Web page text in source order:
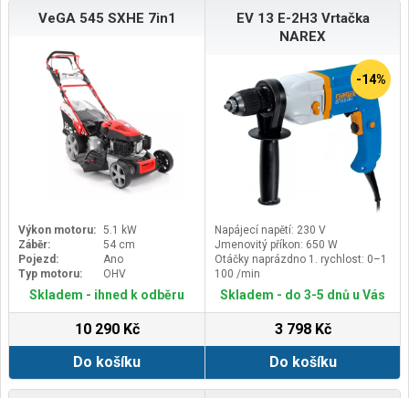
VeGA 545 SXHE 7in1
Výkon motoru: 5.1 kW
Záběr:
54 cm
Pojezd:
Ano
Typ motoru:
OHV
Skladem - ihned k odběru
10 290 Kč
Do košíku
EV 13 E-2H3 Vrtačka
NAREX
-14%
Napájecí napětí: 230 V
Jmenovitý příkon: 650 W
Otáčky naprázdno 1. rychlost: 0–1
100 /min
Otáčky naprázdno 2. rychlost: 0–3
000 /min
Skladem - do 3-5 dnů u Vás
3 798 Kč
Do košíku